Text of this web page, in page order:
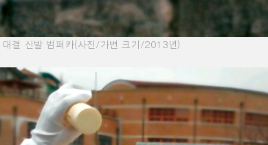
결 신발 범퍼카(사진/가변 크기/2013년)